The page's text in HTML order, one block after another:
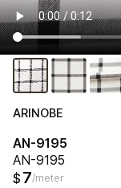
ARINOBE
AN-9195
AN-9195
$ 7/meter